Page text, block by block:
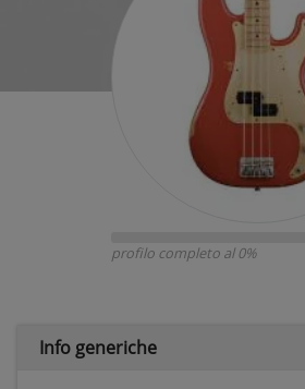
profilo completo al 0%
Info generiche